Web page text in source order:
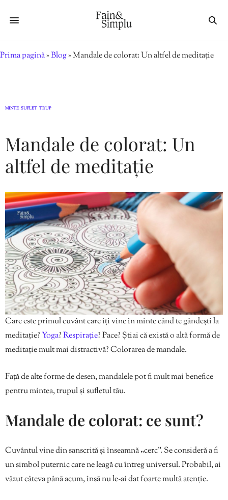
Prima pagină»Blog»Mandale de colorat: Un altfel de meditație
MINTE SUFLET TRUP
Mandale de colorat: Un
altfel de meditație
Care este primul cuvânt care îți vine în minte când te gândești la
meditație?Yoga?Respirație? Pace? Știai că există o altă formă de
meditație mult mai distractivă? Colorarea de mandale.
Față de alte forme de desen, mandalele pot fi mult mai benefice
pentru mintea, trupul și sufletul tău.
Mandale de colorat: ce sunt?
Cuvântul vine din sanscrită și înseamnă „cerc”. Se consideră a fi
un simbol puternic care ne leagă cu întreg universul. Probabil, ai
văzut câteva până acum, însă nu le-ai dat foarte multă atenție.